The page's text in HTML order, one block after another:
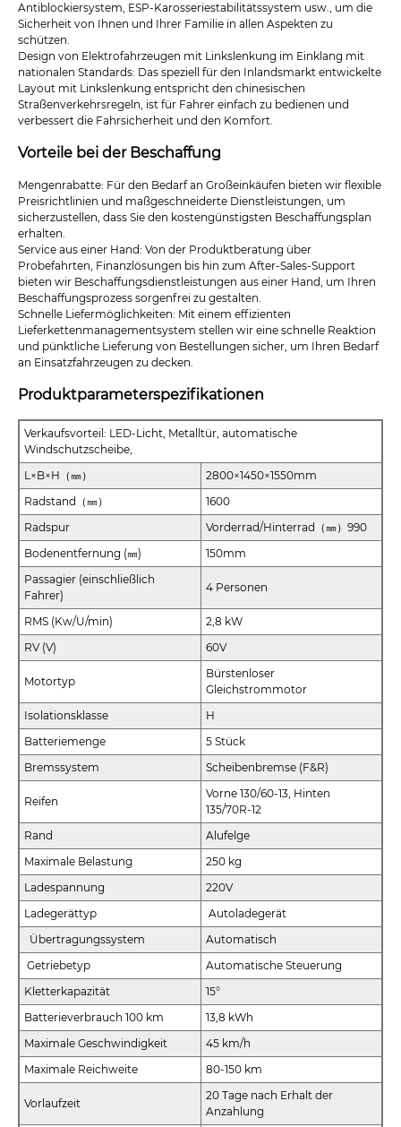
Antiblockiersystem, ESP-Karosseriestabilitätssystem usw., um die
Sicherheit von Ihnen und Ihrer Familie in allen Aspekten zu
schützen.
Design von Elektrofahrzeugen mit Linkslenkung im Einklang mit
nationalen Standards: Das speziell für den Inlandsmarkt entwickelte
Layout mit Linkslenkung entspricht den chinesischen
Straßenverkehrsregeln, ist für Fahrer einfach zu bedienen und
verbessert die Fahrsicherheit und den Komfort.
Vorteile bei der Beschaffung
Mengenrabatte: Für den Bedarf an Großeinkäufen bieten wir flexible
Preisrichtlinien und maßgeschneiderte Dienstleistungen, um
sicherzustellen, dass Sie den kostengünstigsten Beschaffungsplan
erhalten.
Service aus einer Hand: Von der Produktberatung über
Probefahrten, Finanzlösungen bis hin zum After-Sales-Support
bieten wir Beschaffungsdienstleistungen aus einer Hand, um Ihren
Beschaffungsprozess sorgenfrei zu gestalten.
Schnelle Liefermöglichkeiten: Mit einem effizienten
Lieferkettenmanagementsystem stellen wir eine schnelle Reaktion
und pünktliche Lieferung von Bestellungen sicher, um Ihren Bedarf
an Einsatzfahrzeugen zu decken.
Produktparameterspezifikationen
Verkaufsvorteil: LED-Licht, Metalltür, automatische
Windschutzscheibe,
L×B×H（㎜）
2800×1450×1550mm
Radstand（㎜）
1600
Radspur
Vorderrad/Hinterrad（㎜）990
Bodenentfernung (㎜)
150mm
Passagier (einschließlich
Fahrer)
4 Personen
RMS (Kw/U/min)
2,8 kW
RV (V)
60V
Motortyp
Bürstenloser
Gleichstrommotor
Isolationsklasse
H
Batteriemenge
5 Stück
Bremssystem
Scheibenbremse (F&R)
Reifen
Vorne 130/60-13, Hinten
135/70R-12
Rand
Alufelge
Maximale Belastung
250 kg
Ladespannung
220V
Ladegerättyp
Autoladegerät
Übertragungssystem
Automatisch
Getriebetyp
Automatische Steuerung
Kletterkapazität
15°
Batterieverbrauch 100 km
13,8 kWh
Maximale Geschwindigkeit
45 km/h
Maximale Reichweite
80-150 km
Vorlaufzeit
20 Tage nach Erhalt der
Anzahlung